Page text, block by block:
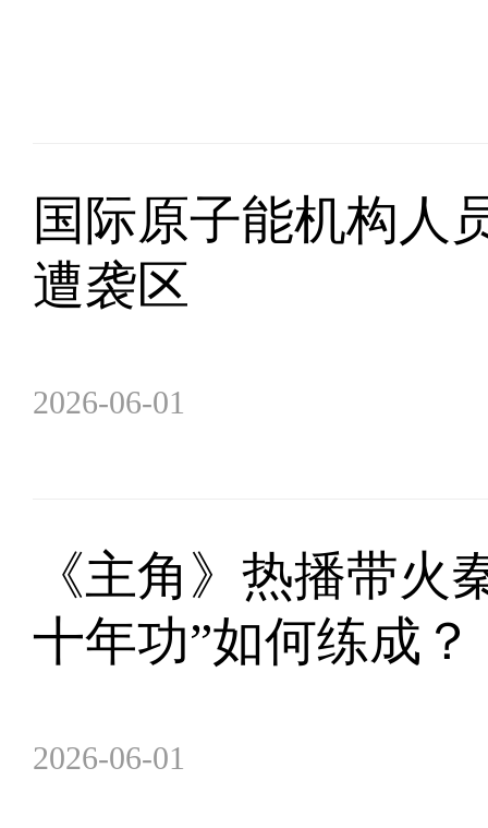
国际原子能机构人
遭袭区
2026-06-01
《主角》热播带火
十年功”如何练成？
2026-06-01